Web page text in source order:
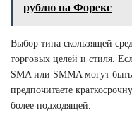
рублю на Форекс
Выбор типа скользящей
торговых целей и стиля.
SMA или SMMA могут
предпочитаете
более подходящей.